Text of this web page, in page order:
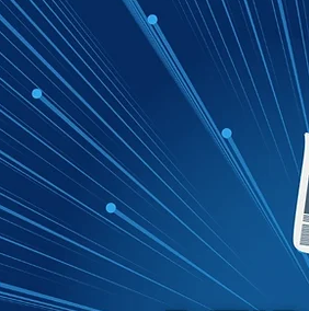
Smart Contracts Direito
DTEC Computação e
Propriedade Intelectual
Direito do Consumidor